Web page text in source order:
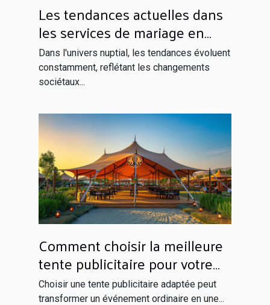
Les tendances actuelles dans
les services de mariage en
France
Dans l'univers nuptial, les tendances évoluent
constamment, reflétant les changements
sociétaux...
Comment choisir la meilleure
tente publicitaire pour votre
événement ?
Choisir une tente publicitaire adaptée peut
transformer un événement ordinaire en une...